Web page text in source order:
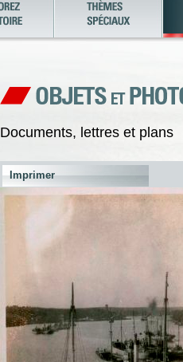
Documents, lettres et plans
Imprimer